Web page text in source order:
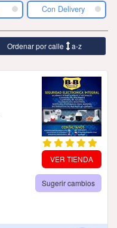
Contactenos
Con Delivery
Ordenar por calle a-z
VER TIENDA
Sugerir cambios